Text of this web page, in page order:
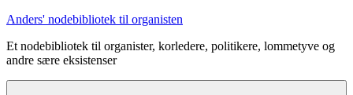
Videre
indhold
Anders' nodebibliotek til organisten
Et nodebibliotek til organister, korledere, politikere, lommetyve og
andre sære eksistenser